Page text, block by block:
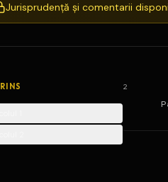
Jurisprudență și comentarii
2